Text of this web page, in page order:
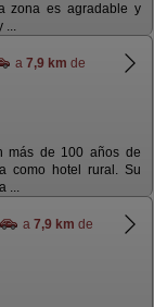
zona es agradable y
...
a 7,9 km de
más de 100 años de
como hotel rural. Su
...
a 7,9 km de